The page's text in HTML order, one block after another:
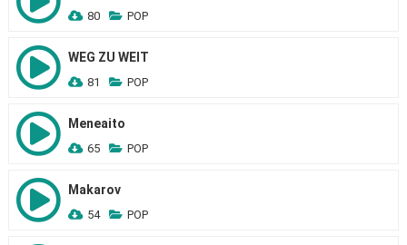
80 POP
WEG ZU WEIT
81 POP
Meneaito
65 POP
Makarov
54 POP